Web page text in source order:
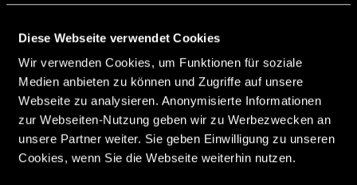
Diese Webseite verwendet Cookies
Wir verwenden Cookies, um Funktionen für soziale
Medien anbieten zu können und Zugriffe auf unsere
Webseite zu analysieren. Anonymisierte Informationen
zur Webseiten-Nutzung geben wir zu Werbezwecken an
unsere Partner weiter. Sie geben Einwilligung zu unseren
Cookies, wenn Sie die Webseite weiterhin nutzen.
0
ROTE KARTEN
0